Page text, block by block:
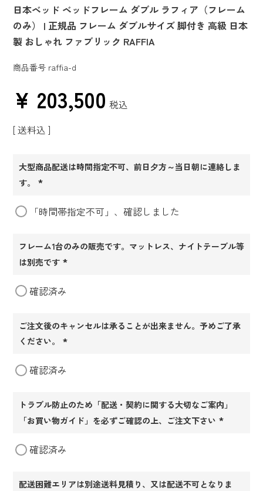
日本ベッド ベッドフレーム ダブル ラフィア（フレーム
のみ） | 正規品 フレーム ダブルサイズ 脚付き 高級 日本
製 おしゃれ ファブリック RAFFIA
商品番号 raffia-d
¥ 203,500 税込
送料込
大型商品配送は時間指定不可、前日夕方～当日朝に連絡しま
す。
須)
「時間帯指定不可」、確認しました
フレーム1台のみの販売です。マットレス、ナイトテーブル等
は別売です
須)
確認済み
ご注文後のキャンセルは承ることが出来ません。予めご了承
ください。
須)
確認済み
トラブル防止のため「配送・契約に関する大切なご案内」
「お買い物ガイド」を必ずご確認の上、ご注文下さい
確認済み
配送困難エリアは別途送料見積り、又は配送不可となりま